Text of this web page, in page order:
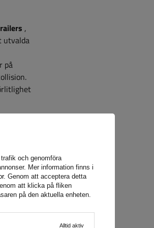
,
utvalda
på
för
vår
och genomföra
Mer information finns i
. Genom att acceptera detta
att klicka på fliken
på den aktuella enheten.
Alltid aktiv